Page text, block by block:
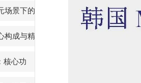
场景下的
构成与精
核心功